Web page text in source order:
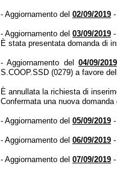
- Aggiornamento del 02/09/2019
- Aggiornamento del 03/09/2019
È stata presentata domanda di
- Aggiornamento del 04/09/2019
S.COOP.SSD (0279) a favore
È annullata la richiesta di
Confermata una nuova
- Aggiornamento del 05/09/2019
- Aggiornamento del 06/09/2019
- Aggiornamento del 07/09/2019